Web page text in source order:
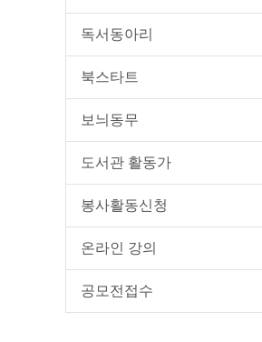
독서동아리
북스타트
보늬동무
도서관 활동가
봉사활동신청
온라인 강의
공모전접수